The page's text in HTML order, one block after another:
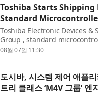
Toshiba Starts Shipping
Standard
Toshiba Electronic Devices &
Group , standard
enhance security and data
08월 07일 11:30
도시바, 시스템 제어 애플
트리 클래스 ‘M4V 그룹’